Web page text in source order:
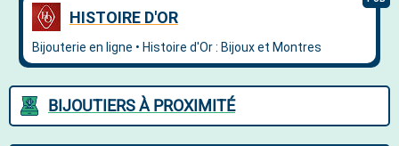
BIJOUTIERS À PROXIMITÉ